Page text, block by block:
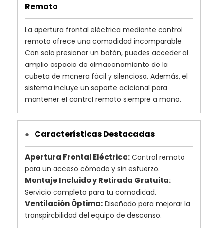
Remoto
La apertura frontal eléctrica mediante control
remoto ofrece una comodidad incomparable.
Con solo presionar un botón, puedes acceder al
amplio espacio de almacenamiento de la
cubeta de manera fácil y silenciosa. Además, el
sistema incluye un soporte adicional para
mantener el control remoto siempre a mano.
● Características Destacadas
Apertura Frontal Eléctrica: Control remoto
para un acceso cómodo y sin esfuerzo.
Montaje Incluido y Retirada Gratuita:
Servicio completo para tu comodidad.
Ventilación Óptima: Diseñado para mejorar la
transpirabilidad del equipo de descanso.